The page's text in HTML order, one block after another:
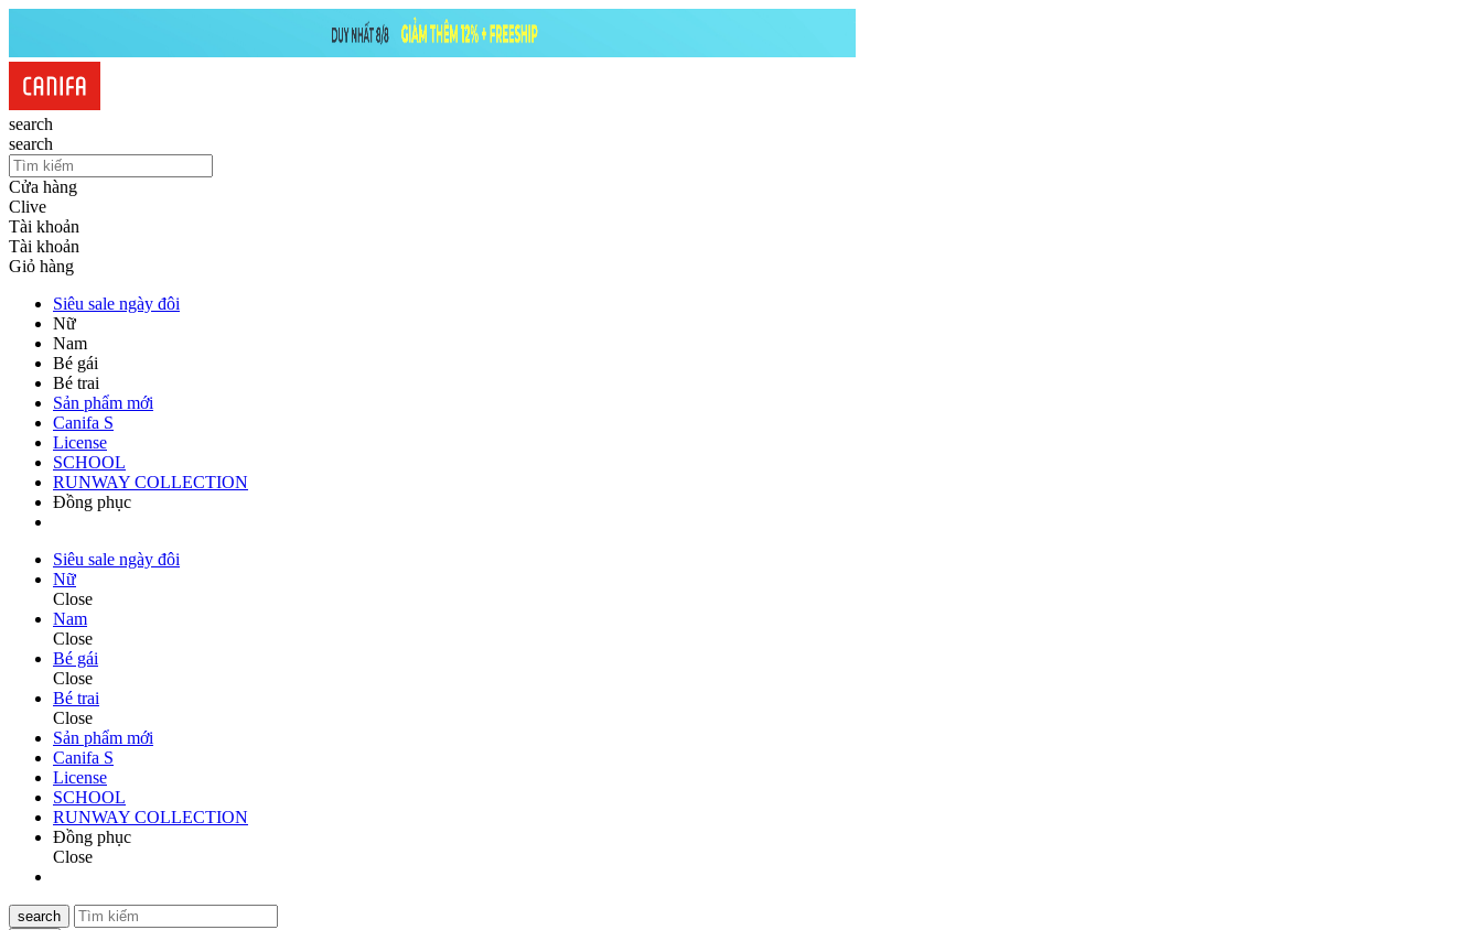
search
search
Cửa hàng
Clive
Tài khoản
Tài khoản
Giỏ hàng
Siêu sale ngày đôi
Nữ
Nam
Bé gái
Bé trai
Sản phẩm mới
Canifa S
License
SCHOOL
RUNWAY COLLECTION
Đồng phục
Siêu sale ngày đôi
Nữ
Close
Nam
Close
Bé gái
Close
Bé trai
Close
Sản phẩm mới
Canifa S
License
SCHOOL
RUNWAY COLLECTION
Đồng phục
Close
search